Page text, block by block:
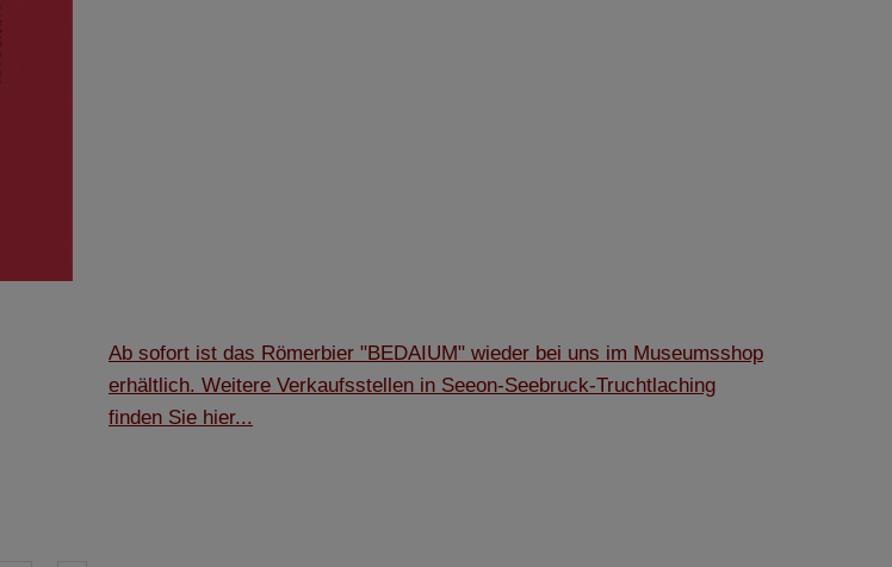
Ab sofort ist das Römerbier "BEDAIUM" wieder bei uns im Museumsshop
erhältlich. Weitere Verkaufsstellen in Seeon-Seebruck-Truchtlaching
finden Sie hier...